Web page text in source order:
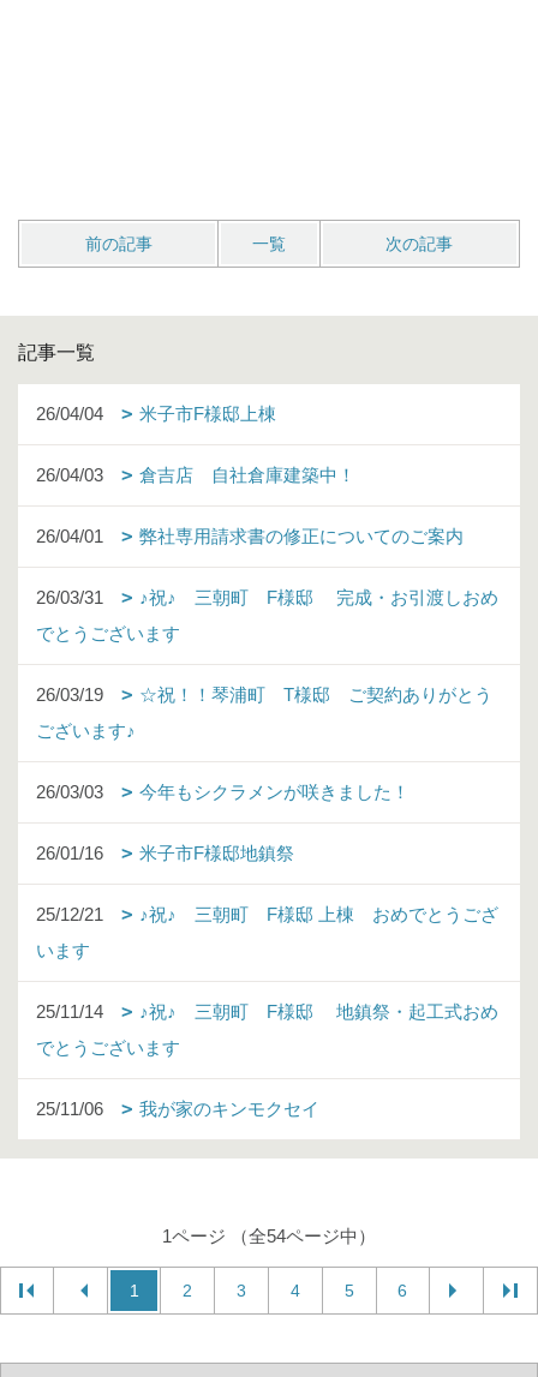
前の記事 一覧 次の記事
記事一覧
26/04/04 米子市F様邸上棟
26/04/03 倉吉店 自社倉庫建築中！
26/04/01 弊社専用請求書の修正についてのご案内
26/03/31
♪祝♪ 三朝町 F様邸 完成・お引渡しおめ
でとうございます
26/03/19
☆祝！！琴浦町 T様邸 ご契約ありがとう
ございます♪
26/03/03 今年もシクラメンが咲きました！
26/01/16 米子市F様邸地鎮祭
25/12/21
♪祝♪ 三朝町 F様邸 上棟 おめでとうござ
います
25/11/14
♪祝♪ 三朝町 F様邸 地鎮祭・起工式おめ
でとうございます
25/11/06 我が家のキンモクセイ
1ページ （全54ページ中）
1 2 3 4 5 6